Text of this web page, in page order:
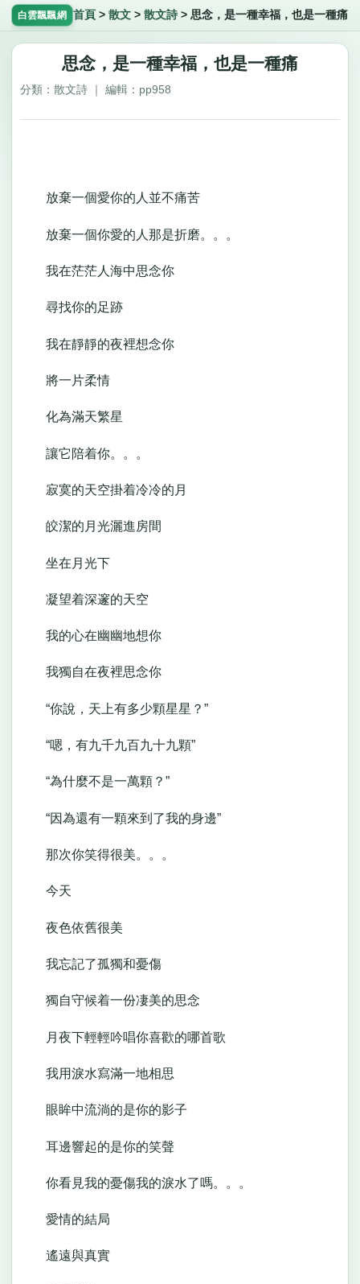
白雲飄飄網 首頁 > 散文> 散文詩> 思念，是一種幸福，也是一種痛
思念，是一種幸福，也是一種痛
分類：散文詩 ｜ 編輯：pp958
放棄一個愛你的人並不痛苦
放棄一個你愛的人那是折磨。。。
我在茫茫人海中思念你
尋找你的足跡
我在靜靜的夜裡想念你
將一片柔情
化為滿天繁星
讓它陪着你。。。
寂寞的天空掛着冷冷的月
皎潔的月光灑進房間
坐在月光下
凝望着深邃的天空
我的心在幽幽地想你
我獨自在夜裡思念你
“你說，天上有多少顆星星？”
“嗯，有九千九百九十九顆”
“為什麼不是一萬顆？”
“因為還有一顆來到了我的身邊”
那次你笑得很美。。。
今天
夜色依舊很美
我忘記了孤獨和憂傷
獨自守候着一份凄美的思念
月夜下輕輕吟唱你喜歡的哪首歌
我用淚水寫滿一地相思
眼眸中流淌的是你的影子
耳邊響起的是你的笑聲
你看見我的憂傷我的淚水了嗎。。。
愛情的結局
遙遠與真實